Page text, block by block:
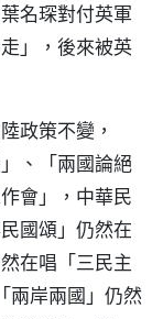
名琛對付英軍
」，後來被英
政策不變，
、「兩國論絕
會」，中華民
國頌」仍然在
在唱「三民主
兩岸兩國」仍然